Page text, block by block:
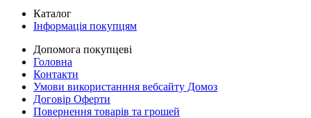
Каталог
Інформація покупцям
Допомога покупцеві
Головна
Контакти
Умови використанння вебсайту Домоз
Договір Оферти
Повернення товарів та грошей